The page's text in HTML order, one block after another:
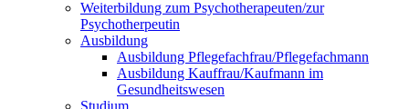
Weiterbildung zum Psychotherapeuten/zur
Psychotherpeutin
Ausbildung
Ausbildung Pflegefachfrau/Pflegefachmann
Ausbildung Kauffrau/Kaufmann im
Gesundheitswesen
Studium